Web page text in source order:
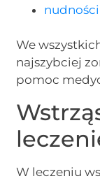
nudności
We
najszybciej
pomoc
W leczeniu